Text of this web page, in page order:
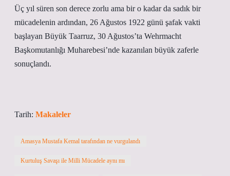
Üç yıl süren son derece zorlu ama bir o kadar da sadık bir
mücadelenin ardından, 26 Ağustos 1922 günü şafak vakti
başlayan Büyük Taarruz, 30 Ağustos’ta Wehrmacht
Başkomutanlığı Muharebesi’nde kazanılan büyük zaferle
sonuçlandı.
Tarih: Makaleler
Amasya Mustafa Kemal tarafından ne vurgulandı
Kurtuluş Savaşı ile Milli Mücadele aynı mı